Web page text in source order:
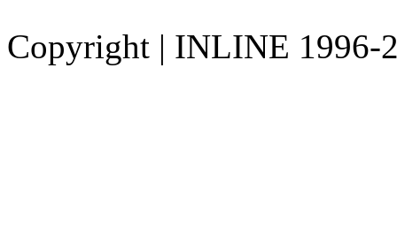
Copyright | INLINE 1996-